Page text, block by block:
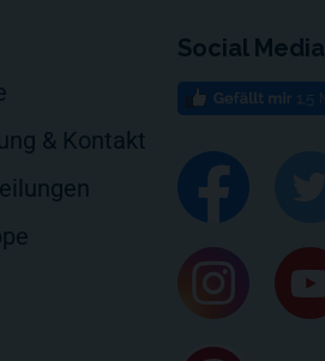
& Kontakt
Social Media